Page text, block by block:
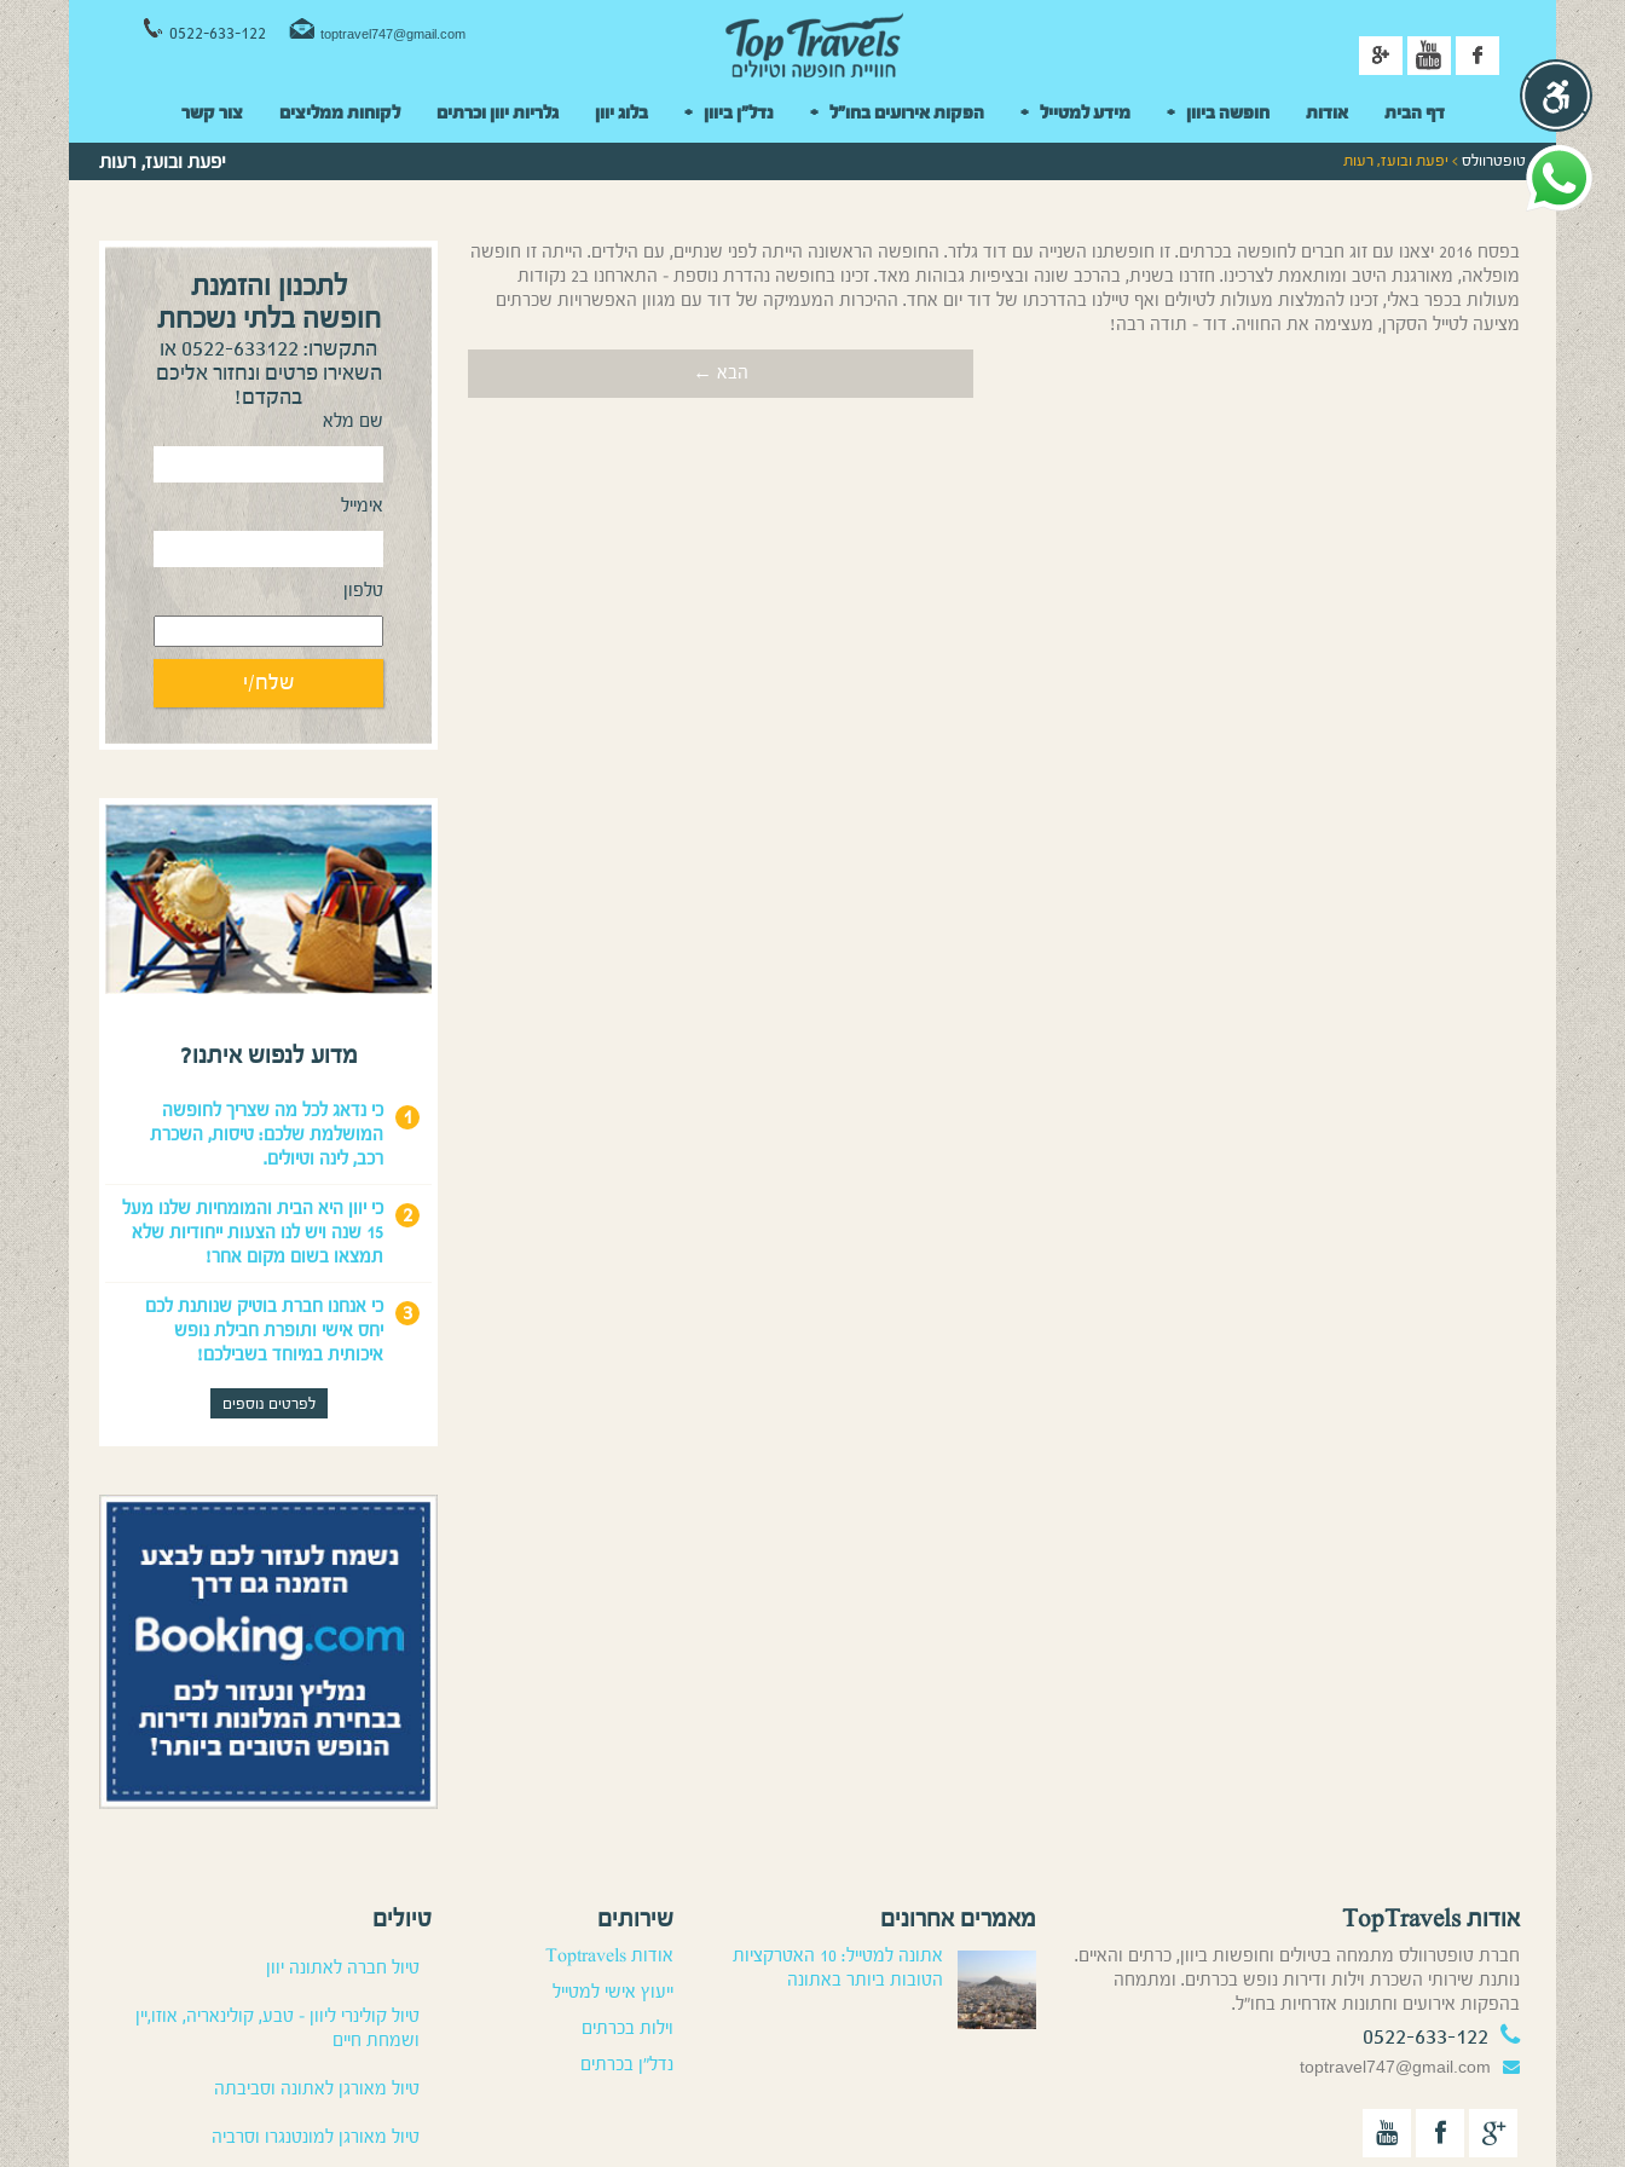
0522-633-122 toptravel747@gmail.com
דף הבית אודות חופשה ביוון מידע למטייל הפקות אירועים בחו"ל נדל"ן ביוון בלוג יוון גלריות יוון וכרתים לקוחות ממליצים צור קשר
טופטרוולס > יפעת ובועז, רעות יפעת ובועז, רעות
לתכנון והזמנת
חופשה בלתי נשכחת
התקשרו: 0522-633122 או
השאירו פרטים ונחזור אליכם
בהקדם!
שם מלא
אימייל
טלפון
מדוע לנפוש איתנו?
כי נדאג לכל מה שצריך לחופשה
המושלמת שלכם: טיסות, השכרת
רכב, לינה וטיולים.
כי יוון היא הבית והמומחיות שלנו מעל
15 שנה ויש לנו הצעות ייחודיות שלא
תמצאו בשום מקום אחר!
כי אנחנו חברת בוטיק שנותנת לכם
יחס אישי ותופרת חבילת נופש
איכותית במיוחד בשבילכם!
לפרטים נוספים
בפסח 2016 יצאנו עם זוג חברים לחופשה בכרתים. זו חופשתנו השנייה עם דוד גלזר. החופשה הראשונה הייתה לפני שנתיים, עם הילדים. הייתה זו חופשה
מופלאה, מאורגנת היטב ומותאמת לצרכינו. חזרנו בשנית, בהרכב שונה ובציפיות גבוהות מאד. זכינו בחופשה נהדרת נוספת – התארחנו ב2 נקודות
מעולות בכפר באלי, זכינו להמלצות מעולות לטיולים ואף טיילנו בהדרכתו של דוד יום אחד. ההיכרות המעמיקה של דוד עם מגוון האפשרויות שכרתים
מציעה לטייל הסקרן, מעצימה את החוויה. דוד – תודה רבה!
הבא ←
טיולים
טיול חברה לאתונה יוון
טיול קולינרי ליוון – טבע, קולינאריה, אוזו,יין
ושמחת חיים
טיול מאורגן לאתונה וסביבתה
טיול מאורגן למונטנגרו וסרביה
שירותים
אודות Toptravels
ייעוץ אישי למטייל
וילות בכרתים
נדל”ן בכרתים
מאמרים אחרונים
אתונה למטייל: 10 האטרקציות
הטובות ביותר באתונה
אודות TopTravels
חברת טופטרוולס מתמחה בטיולים וחופשות ביוון, כרתים והאיים.
נותנת שירותי השכרת וילות ודירות נופש בכרתים. ומתמחה
בהפקות אירועים וחתונות אזרחיות בחו”ל.
0522-633-122
toptravel747@gmail.com